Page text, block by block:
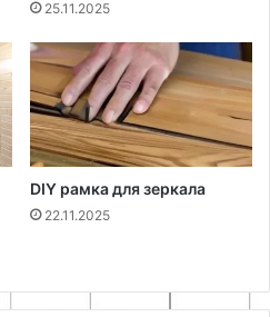
25.11.2025
DIY рамка для зеркала
22.11.2025